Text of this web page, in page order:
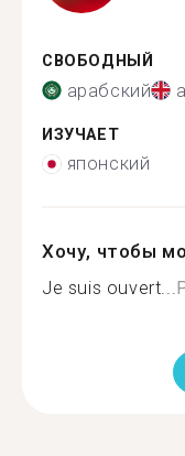
СВОБОДНЫЙ
арабский
ИЗУЧАЕТ
японский
Хочу, чтобы
Je suis ouvert...